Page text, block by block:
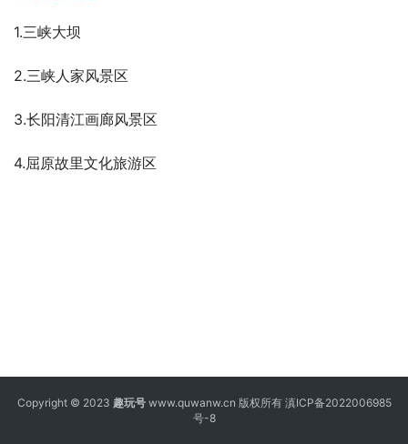
1.三峡大坝
2.三峡人家风景区
3.长阳清江画廊风景区
4.屈原故里文化旅游区
Copyright © 2023 趣玩号www.quwanw.cn 版权所有 滇ICP备2022006985
号-8